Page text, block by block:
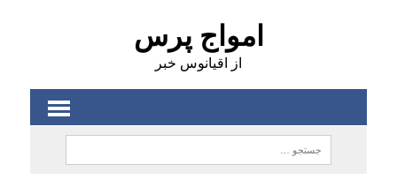
امواج پرس
از اقیانوس خبر